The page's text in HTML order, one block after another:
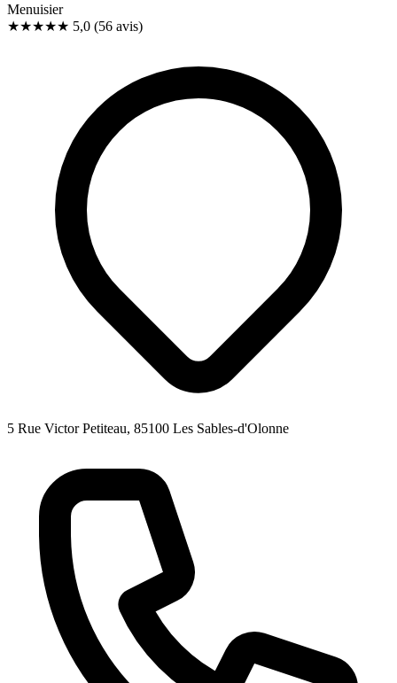
Menuisier
★★★★★ 5,0 (56 avis)
5 Rue Victor Petiteau, 85100 Les Sables-d'Olonne